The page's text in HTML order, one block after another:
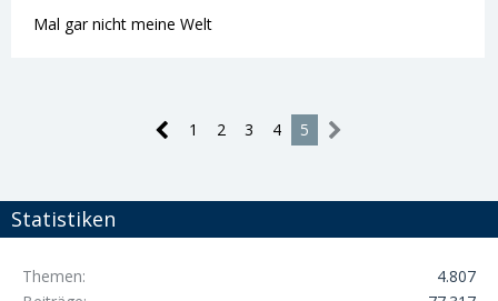
Mal gar nicht meine Welt
1 2 3 4 5
Statistiken
Themen
4.807